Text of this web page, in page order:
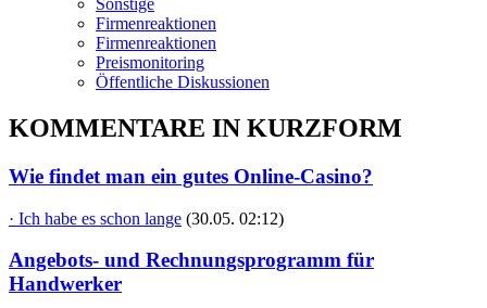
Sonstige
Firmenreaktionen
Firmenreaktionen
Preismonitoring
Öffentliche Diskussionen
KOMMENTARE IN KURZFORM
Wie findet man ein gutes Online-Casino?
· Ich habe es schon lange (30.05. 02:12)
Angebots- und Rechnungsprogramm für
Handwerker